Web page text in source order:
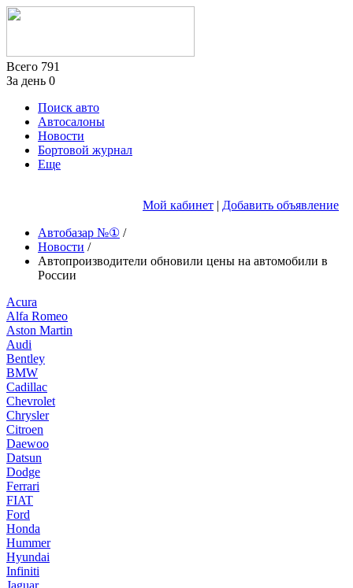
Всего 791
За день 0
Поиск авто
Автосалоны
Новости
Бортовой журнал
Еще
Мой кабинет | Добавить объявление
Автобазар №① /
Новости /
Автопроизводители обновили цены на автомобили в
России
Acura
Alfa Romeo
Aston Martin
Audi
Bentley
BMW
Cadillac
Chevrolet
Chrysler
Citroen
Daewoo
Datsun
Dodge
Ferrari
FIAT
Ford
Honda
Hummer
Hyundai
Infiniti
Jaguar